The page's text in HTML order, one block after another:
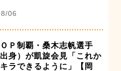
06
Ｐ制覇・桑木志帆選手
出身）が凱旋会見「これか
ラできるように」【岡